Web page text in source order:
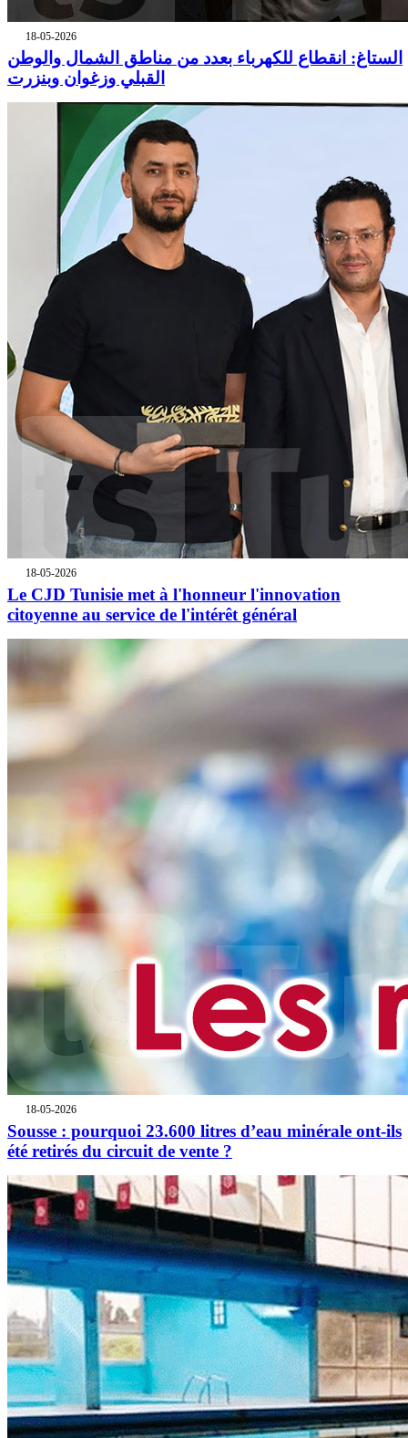
18-05-2026
الستاغ: انقطاع للكهرباء بعدد من مناطق الشمال والوطن
القبلي وزغوان وبنزرت
18-05-2026
Le CJD Tunisie met à l'honneur l'innovation
citoyenne au service de l'intérêt général
18-05-2026
Sousse : pourquoi 23.600 litres d’eau minérale ont-ils
été retirés du circuit de vente ?